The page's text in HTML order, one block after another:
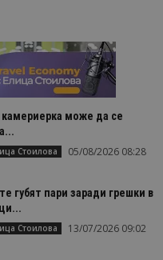
може да се
Стоилова 05/08/2026 08:28
губят пари заради грешки в
Стоилова 13/07/2026 09:02